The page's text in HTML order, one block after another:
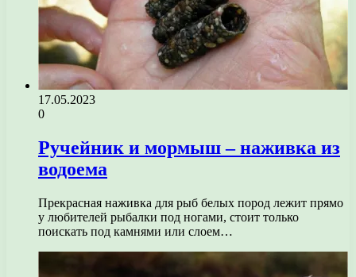
17.05.2023
0
Ручейник и мормыш – наживка из
водоема
Прекрасная наживка для рыб белых пород лежит прямо
у любителей рыбалки под ногами, стоит только
поискать под камнями или слоем…